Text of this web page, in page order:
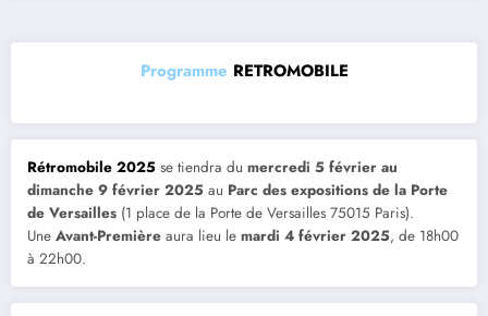
Programme RETROMOBILE
Rétromobile 2025 se tiendra du mercredi 5 février au
dimanche 9 février 2025 au Parc des expositions de la Porte
de Versailles (1 place de la Porte de Versailles 75015 Paris).
Une Avant-Première aura lieu le mardi 4 février 2025, de 18h00
à 22h00.